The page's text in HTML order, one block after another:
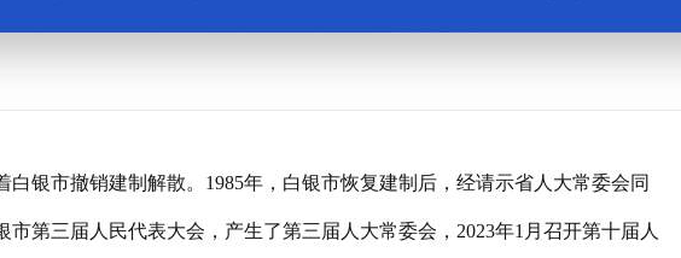
银市撤销建制解散。1985年，白银市恢复建制后，经请示省人大常委会同
第三届人民代表大会，产生了第三届人大常委会，2023年1月召开第十届人